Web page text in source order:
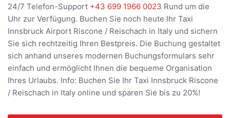
24/7 Telefon-Support +43 699 1966 0023 Rund um die
Uhr zur Verfügung. Buchen Sie noch heute Ihr Taxi
Innsbruck Airport Riscone / Reischach in Italy und sichern
Sie sich rechtzeitig Ihren Bestpreis. Die Buchung gestaltet
sich anhand unseres modernen Buchungsformulars sehr
einfach und ermöglicht Ihnen die bequeme Organisation
Ihres Urlaubs. Info: Buchen Sie Ihr Taxi Innsbruck Riscone
/ Reischach in Italy online und sparen Sie bis zu 20%!